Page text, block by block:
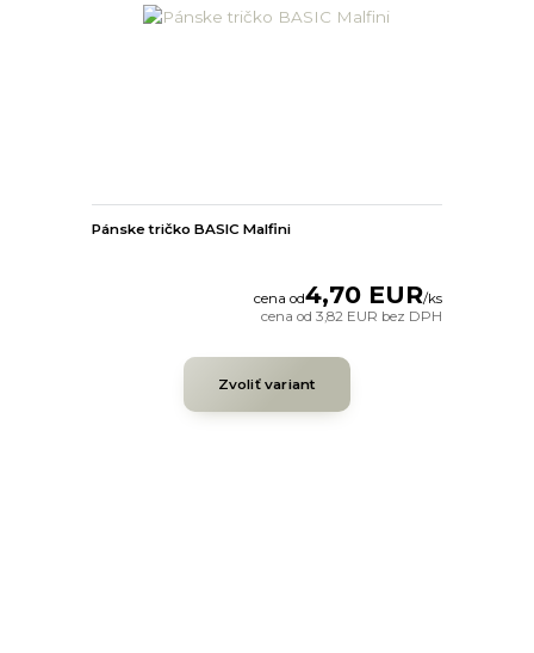
Pánske tričko BASIC Malfini
cena od4,70 EUR/ks
cena od3,82 EUR bez DPH
Zvoliť variant